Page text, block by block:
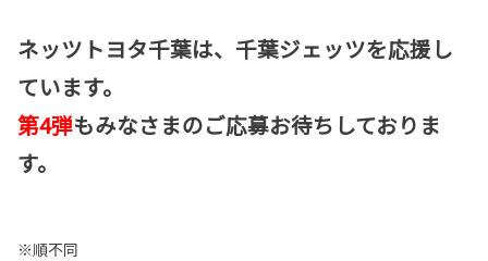
ネッツトヨタ千葉は、千葉ジェッツを応援し
ています。
第4弾もみなさまのご応募お待ちしておりま
す。
※順不同